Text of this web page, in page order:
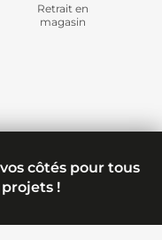
Retrait en
magasin
côtés pour tous
projets !